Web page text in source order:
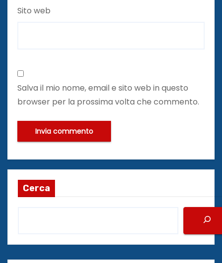
Sito web
Salva il mio nome, email e sito web in questo
browser per la prossima volta che commento.
Cerca